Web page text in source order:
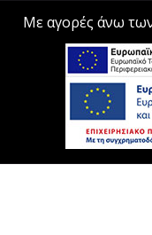
Με αγορές άνω